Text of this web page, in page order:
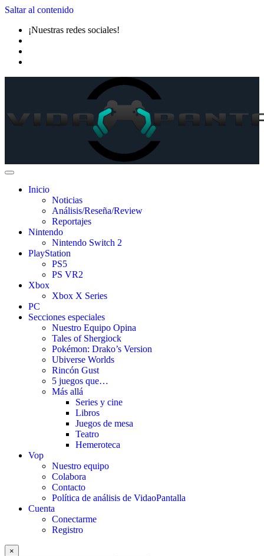
Saltar al contenido
¡Nuestras redes sociales!
Inicio
Noticias
Análisis/Reseña/Review
Reportajes
Nintendo
Nintendo Switch 2
PlayStation
PS5
PS VR2
Xbox
Xbox X Series
PC
Secciones especiales
Nuestro Equipo Opina
Tales of Shergiock
Pokémon: Drako’s Version
Ubiverse Worlds
Rincón Gust
5 juegos que…
Más allá
Series y cine
Libros
Juegos de mesa
Teatro
Hemeroteca
Vop
Nuestro equipo
Colabora
Contacto
Política de análisis de VidaoPantalla
Cuenta
Conectarme
Registro
×